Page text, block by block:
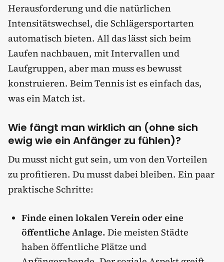
Herausforderung und die natürlichen
Intensitätswechsel, die Schlägersportarten
automatisch bieten. All das lässt sich beim
Laufen nachbauen, mit Intervallen und
Laufgruppen, aber man muss es bewusst
konstruieren. Beim Tennis ist es einfach das,
was ein Match ist.
Wie fängt man wirklich an (ohne sich
ewig wie ein Anfänger zu fühlen)?
Du musst nicht gut sein, um von den Vorteilen
zu profitieren. Du musst dabei bleiben. Ein paar
praktische Schritte:
Finde einen lokalen Verein oder eine
öffentliche Anlage. Die meisten Städte
haben öffentliche Plätze und